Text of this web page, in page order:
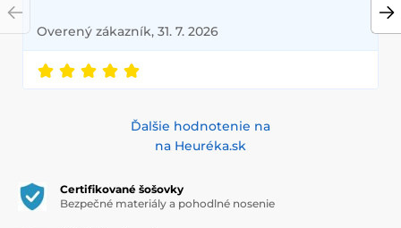
Overený zákazník, 31. 7. 2026
Ďalšie hodnotenie na
na Heuréka.sk
Certifikované šošovky
Bezpečné materiály a pohodlné nosenie